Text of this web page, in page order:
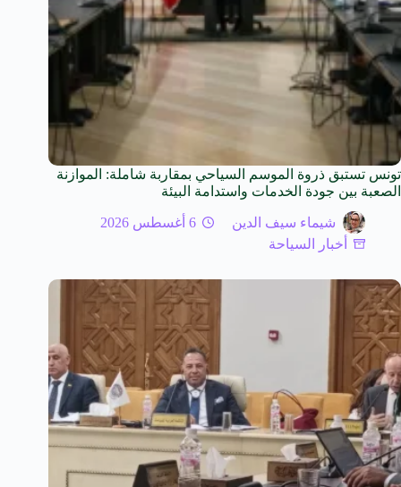
تونس تستبق ذروة الموسم السياحي بمقاربة شاملة: الموازنة
الصعبة بين جودة الخدمات واستدامة البيئة
شيماء سيف الدين
6 أغسطس 2026
أخبار السياحة